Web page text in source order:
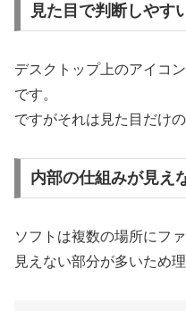
見た目で判断しやす
デスクトップ上のアイコ
です。
ですがそれは見た目だけの
内部の仕組みが見え
ソフトは複数の場所にフ
見えない部分が多いため